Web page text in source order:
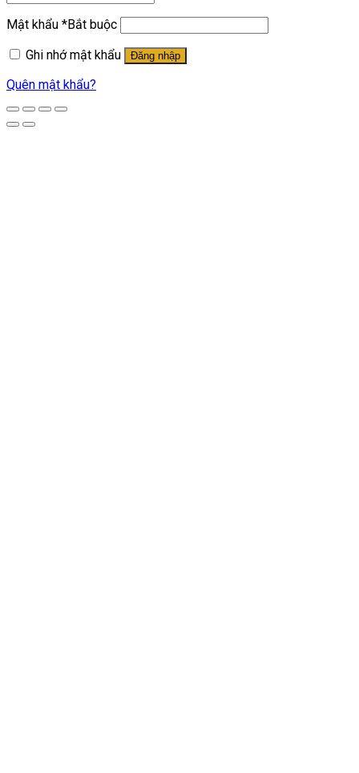
Mật khẩu *Bắt buộc
Ghi nhớ mật khẩu
Đăng nhập
Quên mật khẩu?